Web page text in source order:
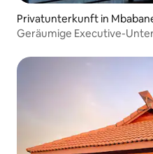
Privatunterkunft in
Geräumige Executive-